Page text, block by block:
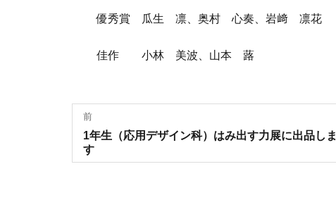
優秀賞 瓜生 凛、奥村 心奏、岩﨑 凛花
佳作 小林 美波、山本 蕗
稿
ナ
前
過
去
の
1年生（応用デザイン科）はみ出す力展に出品しま
す